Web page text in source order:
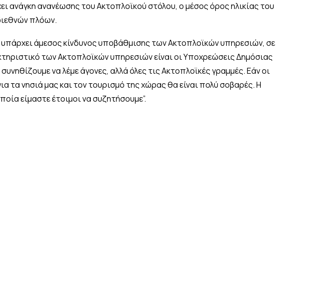
ανάγκη ανανέωσης του Ακτοπλοϊκού στόλου, ο μέσος όρος ηλικίας του
πλόων.
άμεσος κίνδυνος υποβάθμισης των Ακτοπλοϊκών υπηρεσιών, σε
των Ακτοπλοϊκών υπηρεσιών είναι οι Υποχρεώσεις Δημόσιας
να λέμε άγονες, αλλά όλες τις Ακτοπλοϊκές γραμμές. Εάν οι
τα νησιά μας και τον τουρισμό της χώρας θα είναι πολύ σοβαρές. Η
είμαστε έτοιμοι να συζητήσουμε”.